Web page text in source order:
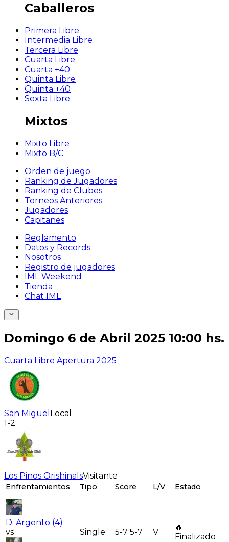
Caballeros
Primera Libre
Intermedia Libre
Tercera Libre
Cuarta Libre
Cuarta +40
Quinta Libre
Quinta +40
Sexta Libre
Mixtos
Mixto Libre
Mixto B/C
Orden de juego
Ranking de Jugadores
Ranking de Clubes
Torneos Anteriores
Jugadores
Capitanes
Reglamento
Datos y Records
Nosotros
Registro de jugadores
IML Weekend
Tienda
Chat IML
Domingo 6 de Abril 2025 10:00 hs.
Cuarta Libre Apertura 2025
San Miguel Local
1-2
Los Pinos OrishinalsVisitante
Enfrentamientos Tipo Score L/V Estado
D. Argento (4)
vs
Single 5-7 5-7 V
🔥
Finalizado